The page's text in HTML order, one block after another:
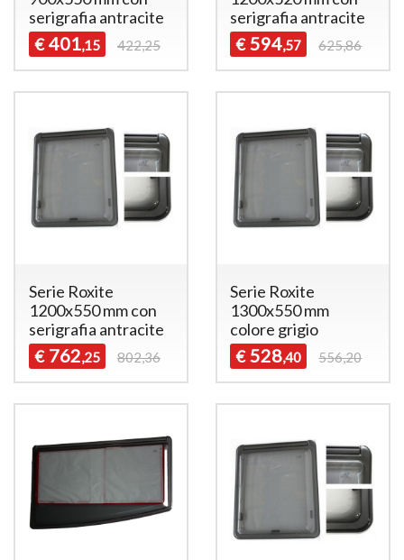
serigrafia antracite
€ 401,15 422,25
serigrafia antracite
€ 594,57 625,86
Serie Roxite
1200x550 mm con
serigrafia antracite
€ 762,25 802,36
Serie Roxite
1300x550 mm
colore grigio
€ 528,40 556,20